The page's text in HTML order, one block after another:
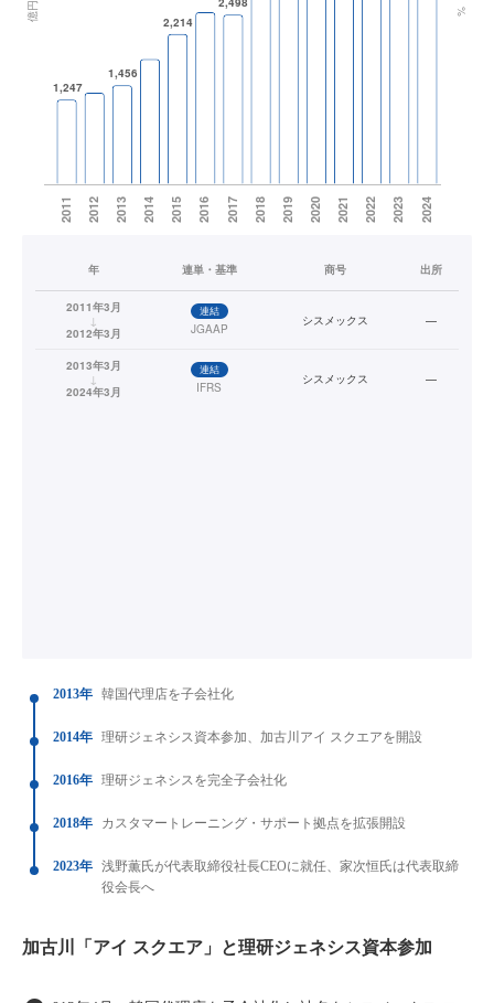
年 連単・基準 商号 出所
2011年3月
↓
2012年3月
連結
JGAAP
シスメックス —
2013年3月
↓
2024年3月
連結
IFRS
シスメックス —
2013年 韓国代理店を子会社化
2014年 理研ジェネシス資本参加、加古川アイ スクエアを開設
2016年 理研ジェネシスを完全子会社化
2018年 カスタマートレーニング・サポート拠点を拡張開設
2023年 浅野薫氏が代表取締役社長CEOに就任、家次恒氏は代表取締
役会長へ
加古川「アイ スクエア」と理研ジェネシス資本参加